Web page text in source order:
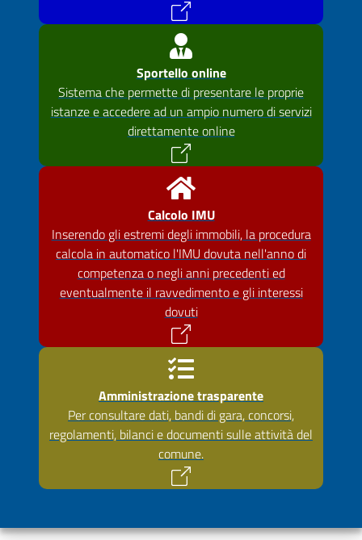
Sportello online
Sistema che permette di presentare le proprie
istanze e accedere ad un ampio numero di servizi
direttamente online
Calcolo IMU
Inserendo gli estremi degli immobili, la procedura
calcola in automatico l'IMU dovuta nell'anno di
competenza o negli anni precedenti ed
eventualmente il ravvedimento e gli interessi
dovuti
Amministrazione trasparente
Per consultare dati, bandi di gara, concorsi,
regolamenti, bilanci e documenti sulle attività del
comune.